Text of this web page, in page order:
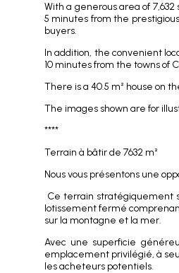
With a generous area of
5 minutes from the
buyers.
In addition, the convenient
10 minutes from the towns of
There is a 40.5 m² house on
The images shown are for
****
Terrain à bâtir de 7632 m²
Nous vous présentons une
Ce terrain stratégiquement
lotissement fermé
sur la montagne et la mer.
Avec une superficie
emplacement privilégié, à
les acheteurs potentiels.